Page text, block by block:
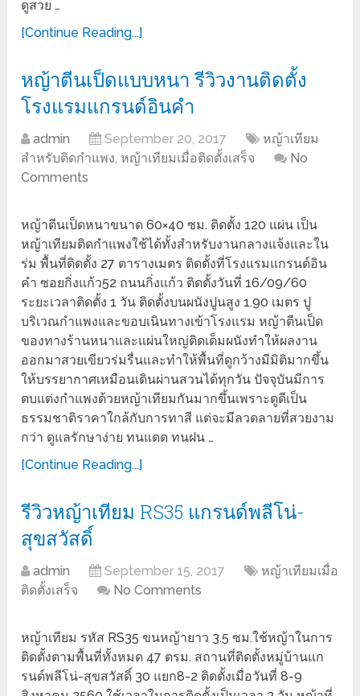
ดูสวย …
[Continue Reading...]
หญ้าตีนเป็ดแบบหนา รีวิวงานติดตั้ง
โรงแรมแกรนด์อินคำ
admin September 20, 2017
หญ้าเทียม
สำหรับติดกำแพง, หญ้าเทียมเมื่อติดตั้งเสร็จ
No
Comments
หญ้าตีนเป็ดหนาขนาด 60×40 ซม. ติดตั้ง 120 แผ่น เป็น
หญ้าเทียมติดกำแพงใช้ได้ทั้งสำหรับงานกลางแจ้งและใน
ร่ม พื้นที่ติดตั้ง 27 ตารางเมตร ติดตั้งที่โรงแรมแกรนด์อิน
คำ ซอยกิ่งแก้ว52 ถนนกิ่งแก้ว ติดตั้งวันที่ 16/09/60
ระยะเวลาติดตั้ง 1 วัน ติดตั้งบนผนังปูนสูง 1.90 เมตร ปู
บริเวณกำแพงและขอบเนินทางเข้าโรงแรม หญ้าตีนเป็ด
ของทางร้านหนาและแผ่นใหญ่ติดเต็มผนังทำให้ผลงาน
ออกมาสวยเขียวร่มรื่นและทำให้พื้นที่ดูกว้างมีมิติมากขึ้น
ให้บรรยากาศเหมือนเดินผ่านสวนได้ทุกวัน ปัจจุบันมีการ
ตบแต่งกำแพงด้วยหญ้าเทียมกันมากขึ้นเพราะดูดีเป็น
ธรรมชาติราคาใกล้กับการทาสี แต่จะมีลวดลายที่สวยงาม
กว่า ดูแลรักษาง่าย ทนแดด ทนฝน …
[Continue Reading...]
รีวิวหญ้าเทียม RS35 แกรนด์พลีโน่-
สุขสวัสดิ์
admin September 15, 2017
หญ้าเทียมเมื่อ
ติดตั้งเสร็จ
No Comments
หญ้าเทียม รหัส RS35 ขนหญ้ายาว 3.5 ซม.ใช้หญ้าในการ
ติดตั้งตามพื้นที่ทั้งหมด 47 ตรม. สถานที่ติดตั้งหมู่บ้านแก
รนด์พลีโน่-สุขสวัสดิ์ 30 แยก8-2 ติดตั้งเมื่อวันที่ 8-9